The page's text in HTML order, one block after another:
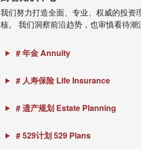
我们努力打造全面、专业、权威的投
核。 我们洞察前沿趋势，也审慎看待潮
# 年金 Annuity
# 人寿保险 Life Insurance
# 遗产规划 Estate Planning
# 529计划 529 Plans